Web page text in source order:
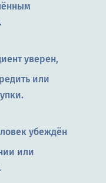
уверен,
или
убеждён
или